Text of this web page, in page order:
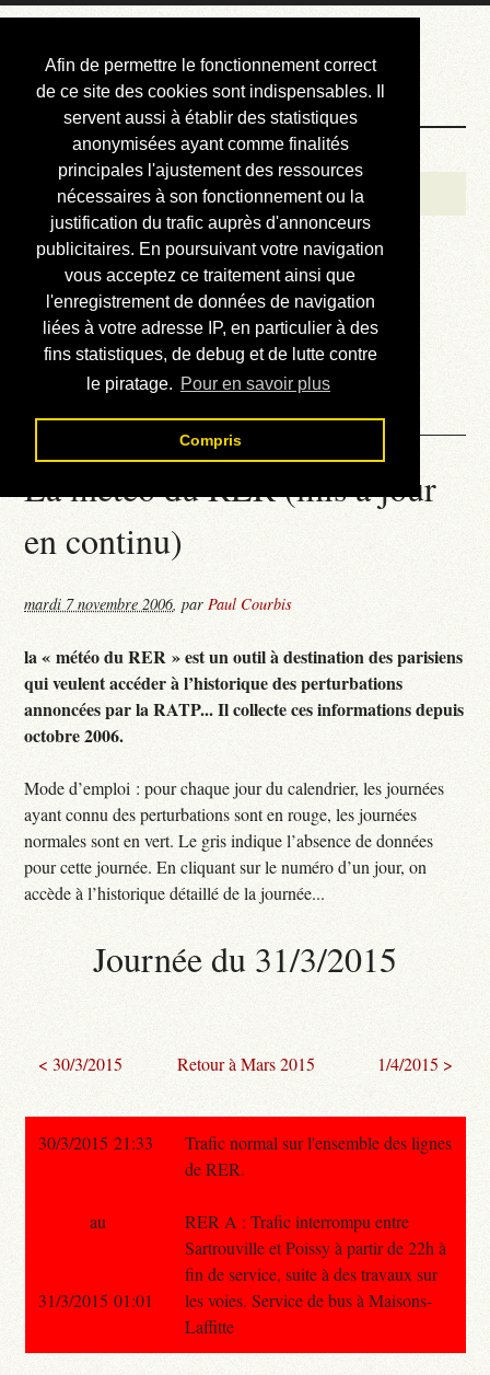
Afin de permettre le fonctionnement correct
de ce site des cookies sont indispensables. Il
servent aussi à établir des statistiques
anonymisées ayant comme finalités
principales l'ajustement des ressources
nécessaires à son fonctionnement ou la
justification du trafic auprès d'annonceurs
publicitaires. En poursuivant votre navigation
vous acceptez ce traitement ainsi que
l'enregistrement de données de navigation
liées à votre adresse IP, en particulier à des
fins statistiques, de debug et de lutte contre
le piratage. Pour en savoir plus
Compris
Courbis, « LE »
Blog Officiel
Bienvenue
Réalisations
Divers (et d’été)
Annonces
Liens externes
Téléchargement
Contact
La météo du RER (mis à jour
en continu)
mardi 7 novembre 2006,parPaul Courbis
la « météo du RER » est un outil à destination des parisiens
qui veulent accéder à l’historique des perturbations
annoncées par la RATP... Il collecte ces informations depuis
octobre 2006.
Mode d’emploi : pour chaque jour du calendrier, les journées
ayant connu des perturbations sont en rouge, les journées
normales sont en vert. Le gris indique l’absence de données
pour cette journée. En cliquant sur le numéro d’un jour, on
accède à l’historique détaillé de la journée...
Journée du 31/3/2015
< 30/3/2015 Retour à Mars 2015 1/4/2015 >
30/3/2015 21:33
Trafic normal sur l'ensemble des lignes
de RER.
RER A : Trafic interrompu entre
Sartrouville et Poissy à partir de 22h à
fin de service, suite à des travaux sur
les voies. Service de bus à Maisons-
Laffitte
au
31/3/2015 01:01